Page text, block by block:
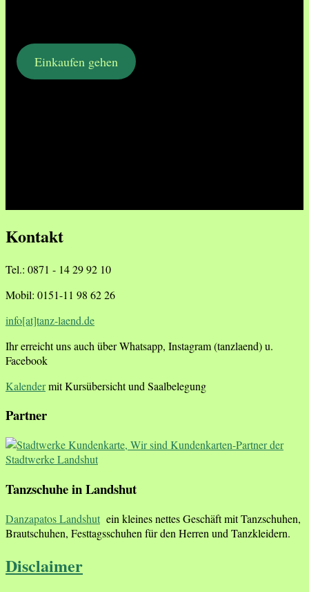
Einkaufen gehen
Kontakt
Tel.: 0871 - 14 29 92 10
Mobil: 0151-11 98 62 26
info[at]tanz-laend.de
Ihr erreicht uns auch über Whatsapp, Instagram (tanzlaend) u.
Facebook
Kalendermit Kursübersicht und Saalbelegung
Partner
Tanzschuhe in Landshut
Danzapatos Landshut ein kleines nettes Geschäft mit Tanzschuhen,
Brautschuhen, Festtagsschuhen für den Herren und Tanzkleidern.
Disclaimer